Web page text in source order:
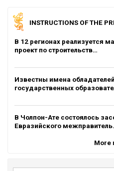
INSTRUCTIONS OF THE
В 12 регионах реализуется
проект по строительств…
Известны имена обладателей
государственных
В Чолпон-Ате состоялось
Евразийского
More